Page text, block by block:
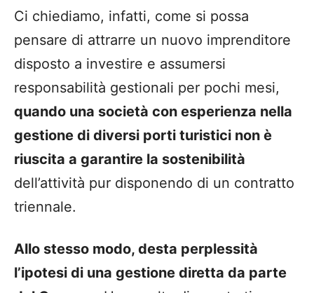
Ci chiediamo, infatti, come si possa
pensare di attrarre un nuovo imprenditore
disposto a investire e assumersi
responsabilità gestionali per pochi mesi,
quando una società con esperienza nella
gestione di diversi porti turistici non è
riuscita a garantire la sostenibilità
dell’attività pur disponendo di un contratto
triennale.
Allo stesso modo, desta perplessità
l’ipotesi di una gestione diretta da parte